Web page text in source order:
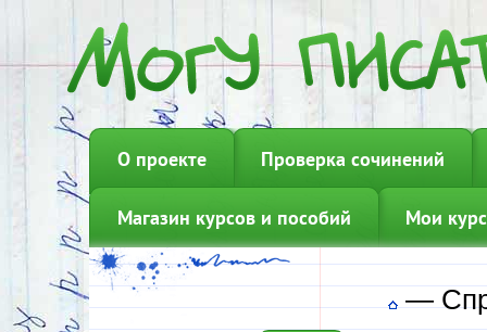
О проекте Проверка сочинений
Магазин курсов и пособий Мои
—